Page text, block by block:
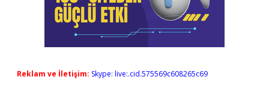
Reklam ve İletişim: Skype: live:.cid.575569c608265c69